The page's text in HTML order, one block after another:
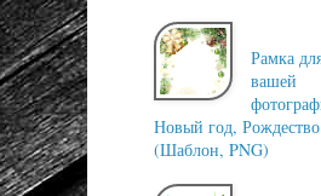
Рамка
вашей
Новый год, Рождество
(Шаблон, PNG)